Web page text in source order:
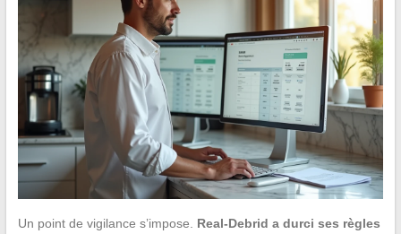
Un point de vigilance s’impose. Real-Debrid a durci ses règles